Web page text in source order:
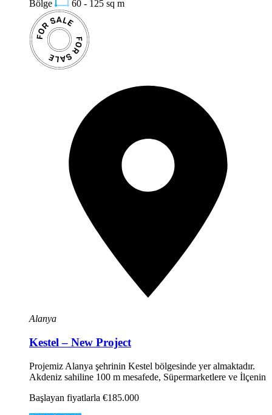
Bölge
60 - 125 sq m
Alanya
Kestel – New Project
Projemiz Alanya şehrinin Kestel bölgesinde yer almaktadır.
Akdeniz sahiline 100 m mesafede, Süpermarketlere ve İlçenin
Başlayan fiyatlarla €185.000